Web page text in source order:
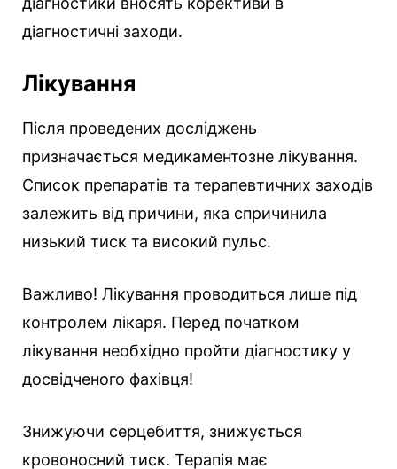
діагностичні заходи.
Лікування
Після проведених досліджень
призначається медикаментозне лікування.
Список препаратів та терапевтичних заходів
залежить від причини, яка спричинила
низький тиск та високий пульс.
Важливо! Лікування проводиться лише під
контролем лікаря. Перед початком
лікування необхідно пройти діагностику у
досвідченого фахівця!
Знижуючи серцебиття, знижується
кровоносний тиск. Терапія має